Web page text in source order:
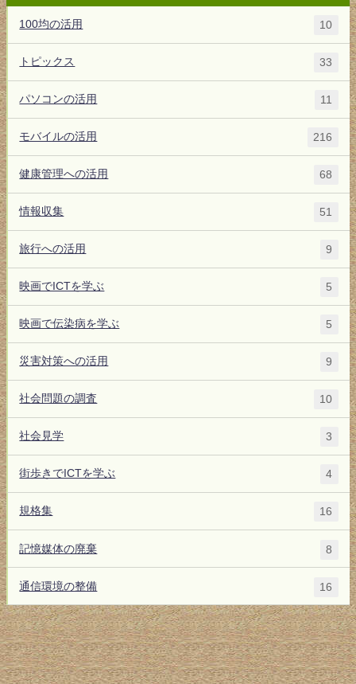
100均の活用 10
トピックス 33
パソコンの活用 11
モバイルの活用 216
健康管理への活用 68
情報収集 51
旅行への活用 9
映画でICTを学ぶ 5
映画で伝染病を学ぶ 5
災害対策への活用 9
社会問題の調査 10
社会見学 3
街歩きでICTを学ぶ 4
規格集 16
記憶媒体の廃棄 8
通信環境の整備 16